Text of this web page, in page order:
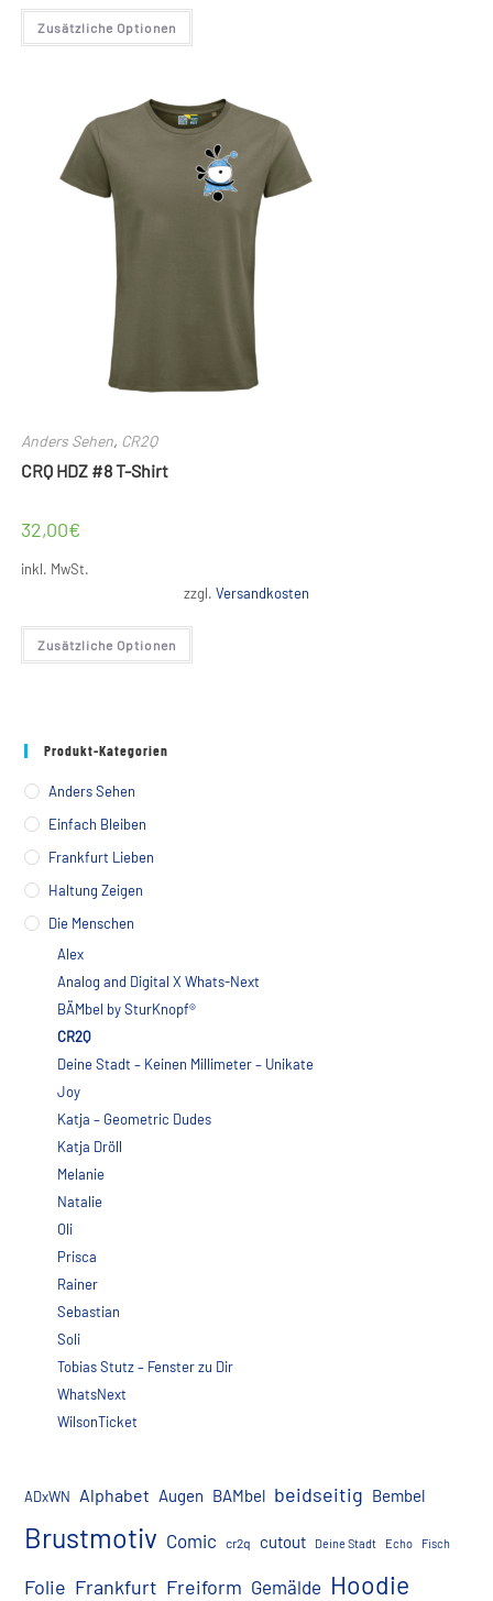
Zusätzliche Optionen
Dieses
weist
Die
Optionen
auf
der
Produktseite
gewählt
Anders Sehen, CR2Q
CRQ HDZ #8 T-Shirt
32,00€
inkl. MwSt.
zzgl. Versandkosten
Zusätzliche Optionen
Dieses
weist
Produkt-Kategorien
Anders Sehen
Einfach Bleiben
Frankfurt Lieben
Haltung Zeigen
Die Menschen
Alex
Analog and Digital X Whats-Next
BÄMbel by SturKnopf®
CR2Q
Deine Stadt – Keinen Millimeter – Unikate
Joy
Katja – Geometric Dudes
Katja Dröll
Melanie
Natalie
Oli
Prisca
Rainer
Sebastian
Soli
Tobias Stutz – Fenster zu Dir
WhatsNext
WilsonTicket
ADxWN Alphabet Augen BAMbel beidseitig Bembel
Brustmotiv Comic cr2q cutout Deine Stadt Echo Fisch
Folie Frankfurt Freiform Gemälde Hoodie